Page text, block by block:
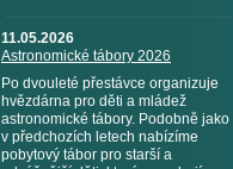
11.05.2026
Astronomické tábory 2026
Po dvouleté přestávce organizuje
hvězdárna pro děti a mládež
astronomické tábory. Podobně jako
v předchozích letech nabízíme
pobytový tábor pro starší a